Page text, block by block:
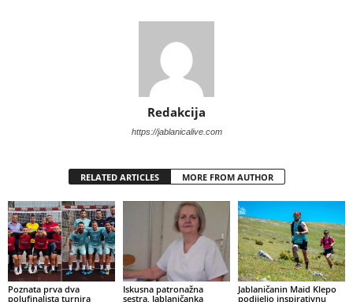
Redakcija
https://jablanicalive.com
RELATED ARTICLES MORE FROM AUTHOR
Poznata prva dva
polufinalista turnira
Iskusna patronažna
sestra, Jablaničanka
Jablaničanin Maid Klepo
podijelio inspirativnu